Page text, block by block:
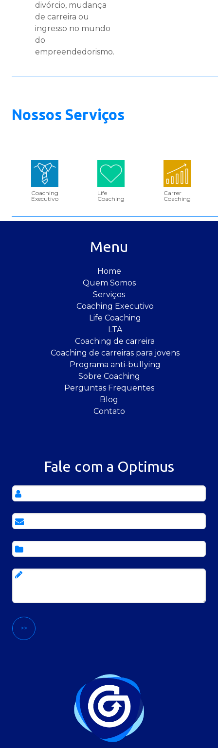
divórcio, mudança
de carreira ou
ingresso no mundo
do
empreendedorismo.
Nossos Serviços
Coaching
Executivo
Life
Coaching
Carrer
Coaching
Menu
Home
Quem Somos
Serviços
Coaching Executivo
Life Coaching
LTA
Coaching de carreira
Coaching de carreiras para jovens
Programa anti-bullying
Sobre Coaching
Perguntas Frequentes
Blog
Contato
Fale com a Optimus